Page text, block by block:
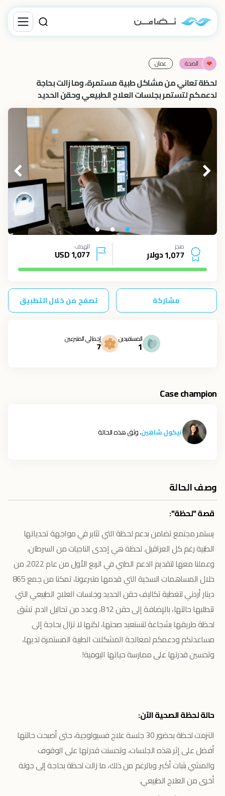
الصحة عمان
لحظة تعاني من مشاكل طبية مستمرة، وما زالت بحاجة
لدعمكم لتستمر بجلسات العلاج الطبيعي وحقن الحديد
منجز
1,077 دولار
الهدف
1,077
USD
مشاركة تصفح من خلال التطبيق
المستفيدين
1
إجمالي المتبرعين
7
Case champion
نيكول شاهين، وثق هذه الحالة
وصف الحالة
قصة "لحظة":
يستمر مجتمع تضامن بدعم لحظة التي تثابر في مواجهة تحدياتها
الطبية رغم كل العراقيل. لحظة هي إحدى الناجيات من السرطان،
وعملنا معها لتقديم الدعم الطبي في الربع الأول من عام 2022. من
خلال المساهمات السخية التي قدمها متبرعونا، تمكنا من جمع 865
دينار أردني لتغطية تكاليف حقن الحديد وجلسات العلاج الطبيعي التي
تتطلبها حالتها، بالإضافة إلى حقن B12، وعدد من تحاليل الدم. تشق
لحظة طريقها بشجاعة لتستعيد صحتها، لكنها لا تزال بحاجة إلى
مساعدتكم ودعمكم لمعالجة المشكلات الطبية المستمرة لديها،
وتحسين قدرتها على ممارسة حياتها اليومية!
حالة لحظة الصحية الآن:
التزمت لحظة بحضور 30 جلسة علاج فسيولوجية، حتى أصبحت حالتها
أفضل على إثر هذه الجلسات، وتحسنت قدرتها على الوقوف
والمشي بثبات أكبر. وبالرغم من ذلك، ما زالت لحظة بحاجة إلى جولة
أخرى من العلاج الطبيعي.